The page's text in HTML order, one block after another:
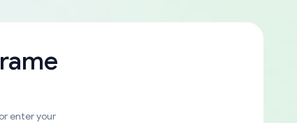
enter your